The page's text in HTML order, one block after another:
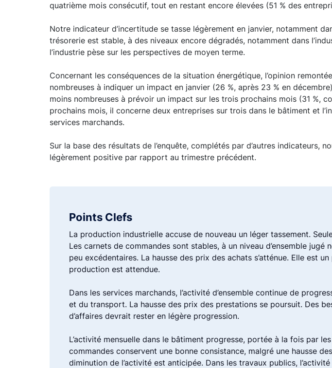
quatrième mois consécutif, tout en restant encore élevées (51 % des
Notre indicateur d’incertitude se tasse légèrement en janvier, notamment
trésorerie est stable, à des niveaux encore dégradés, notamment dans
l’industrie pèse sur les perspectives de moyen terme.
Concernant les conséquences de la situation énergétique, l’opinion
nombreuses à indiquer un impact en janvier (26 %, après 23 % en
moins nombreuses à prévoir un impact sur les trois prochains mois (31 %,
prochains mois, il concerne deux entreprises sur trois dans le bâtiment et
services marchands.
Sur la base des résultats de l’enquête, complétés par d’autres
légèrement positive par rapport au trimestre précédent.
Points Clefs
La production industrielle accuse de nouveau un léger tassement.
Les carnets de commandes sont stables, à un niveau d’ensemble
peu excédentaires. La hausse des prix des achats s’atténue. Elle est
production est attendue.
Dans les services marchands, l’activité d’ensemble continue de
et du transport. La hausse des prix des prestations se poursuit. Des
d’affaires devrait rester en légère progression.
L’activité mensuelle dans le bâtiment progresse, portée à la fois par
commandes conservent une bonne consistance, malgré une hausse
diminution de l’activité est anticipée. Dans les travaux publics,